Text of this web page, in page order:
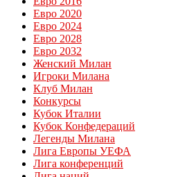
Евро 2020
Евро 2024
Евро 2028
Евро 2032
Женский Милан
Игроки Милана
Клуб Милан
Конкурсы
Кубок Италии
Кубок Конфедераций
Легенды Милана
Лига Европы УЕФА
Лига конференций